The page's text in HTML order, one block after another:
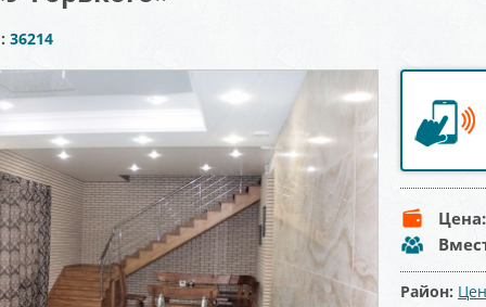
36214
Район: